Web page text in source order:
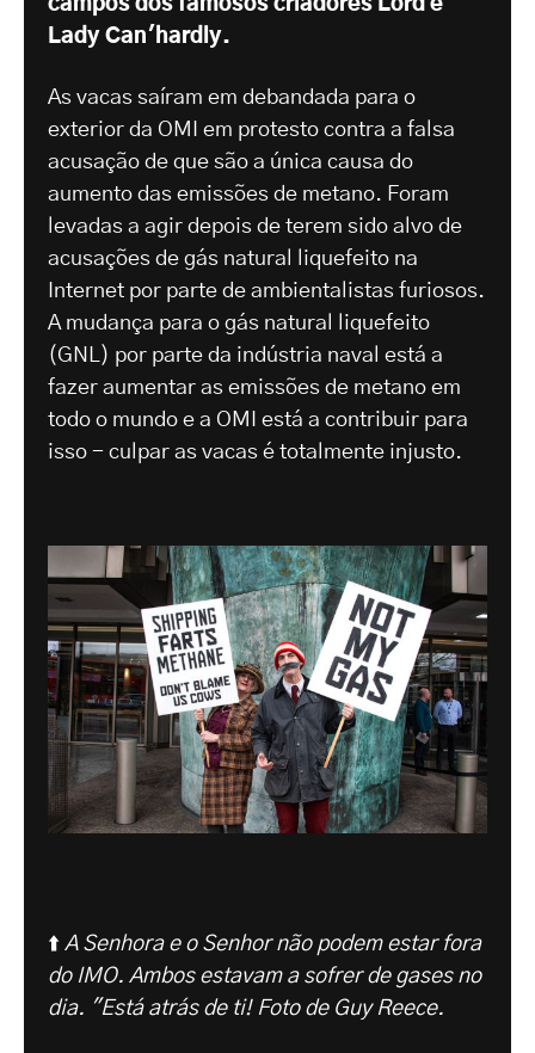
campos dos famosos criadores Lord e
Lady Can'hardly.
As vacas saíram em debandada para o
exterior da OMI em protesto contra a falsa
acusação de que são a única causa do
aumento das emissões de metano. Foram
levadas a agir depois de terem sido alvo de
acusações de gás natural liquefeito na
Internet por parte de ambientalistas furiosos.
A mudança para o gás natural liquefeito
(GNL) por parte da indústria naval está a
fazer aumentar as emissões de metano em
todo o mundo e a OMI está a contribuir para
isso - culpar as vacas é totalmente injusto.
⬆️ A Senhora e o Senhor não podem estar fora
do IMO. Ambos estavam a sofrer de gases no
dia. "Está atrás de ti! Foto de Guy Reece.